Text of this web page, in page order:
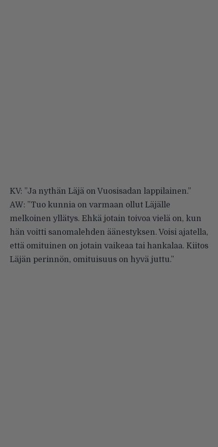
KV: ”Ja nythän Läjä on Vuosisadan lappilainen.”
AW: ”Tuo kunnia on varmaan ollut Läjälle
melkoinen yllätys. Ehkä jotain toivoa vielä on, kun
hän voitti sanomalehden äänestyksen. Voisi ajatella,
että omituinen on jotain vaikeaa tai hankalaa. Kiitos
Läjän perinnön, omituisuus on hyvä juttu.”